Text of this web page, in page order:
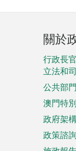
頁
腳
菜
單
關於
行政長
立法和
公共部
澳門特
政府架
政策諮詢